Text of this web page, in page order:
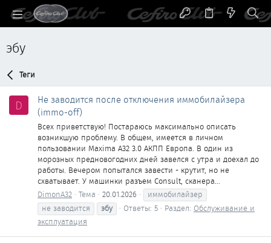
эбу
Теги
D
Не заводится после отключения иммобилайзера
(immo-off)
Всех приветствую! Постараюсь максимально описать
возникшую проблему. В общем, имеется в личном
пользовании Maxima A32 3.0 АКПП Европа. В один из
морозных предновогодних дней завелся с утра и доехал до
работы. Вечером попытался завести - крутит, но не
схватывает. У машинки разъем Consult, сканера...
DimonA32 Тема 20.01.2026
иммобилайзер
не заводится
эбу Ответы: 5 Раздел: Обслуживание и
эксплуатация